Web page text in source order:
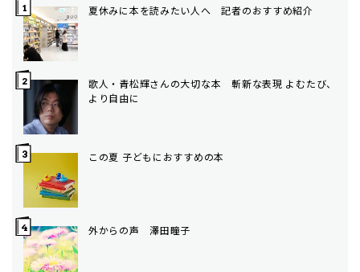
夏休みに本を読みたい人へ 記者のおすすめ紹介
歌人・青松輝さんの大切な本 斬新な表現 よむたび、
より自由に
この夏 子どもにおすすめの本
外からの声 澤田瞳子